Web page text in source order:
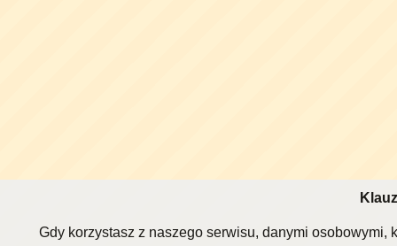
Gdy korzystasz z naszego serwisu, danymi osobowymi,